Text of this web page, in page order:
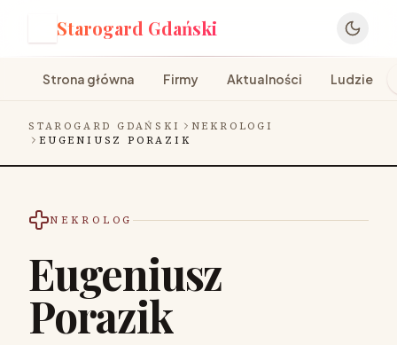
Starogard Gdański
Strona główna Firmy Aktualności Ludzie
STAROGARD GDAŃSKI
NEKROLOGI
EUGENIUSZ PORAZIK
NEKROLOG
Eugeniusz
Porazik